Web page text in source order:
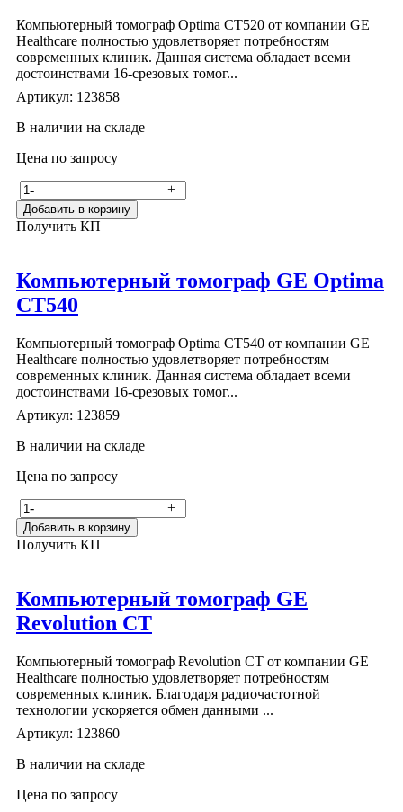
Компьютерный томограф Optima CT520 от компании GE
Healthcare полностью удовлетворяет потребностям
современных клиник. Данная система обладает всеми
достоинствами 16-срезовых томог...
Артикул: 123858
В наличии на складе
Цена по запросу
- +
Добавить в корзину
Получить КП
Компьютерный томограф GE Optima
CT540
Компьютерный томограф Optima CT540 от компании GE
Healthcare полностью удовлетворяет потребностям
современных клиник. Данная система обладает всеми
достоинствами 16-срезовых томог...
Артикул: 123859
В наличии на складе
Цена по запросу
- +
Добавить в корзину
Получить КП
Компьютерный томограф GE
Revolution CT
Компьютерный томограф Revolution CT от компании GE
Healthcare полностью удовлетворяет потребностям
современных клиник. Благодаря радиочастотной
технологии ускоряется обмен данными ...
Артикул: 123860
В наличии на складе
Цена по запросу